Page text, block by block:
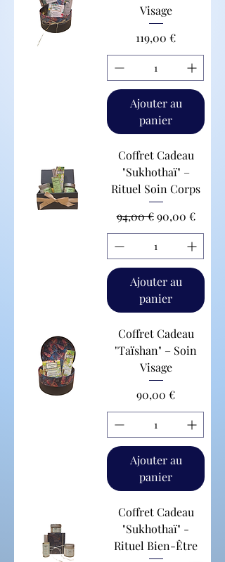
Visage
Prix
119,00 €
Ajouter au
panier
Coffret Cadeau
"Sukhothaï" –
Rituel Soin Corps
Prix original
94,00 € Prix
90,00 €
Ajouter au
panier
Coffret Cadeau
"Taïshan" – Soin
Visage
Prix
90,00 €
Ajouter au
panier
Coffret Cadeau
"Sukhothaï" -
Rituel Bien-Être